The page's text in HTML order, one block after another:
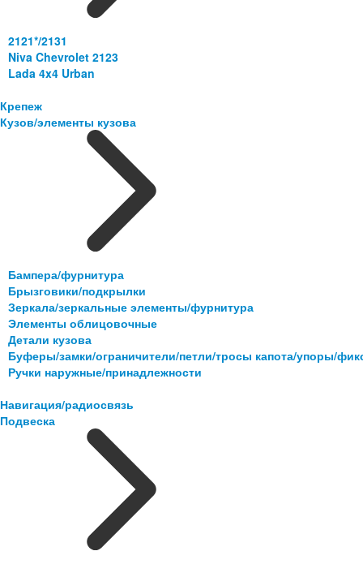
2121*/2131
Niva Chevrolet 2123
Lada 4x4 Urban
Крепеж
Кузов/элементы кузова
Бампера/фурнитура
Брызговики/подкрылки
Зеркала/зеркальные элементы/фурнитура
Элементы облицовочные
Детали кузова
Буферы/замки/ограничители/петли/тросы капота/упоры/
Ручки наружные/принадлежности
Навигация/радиосвязь
Подвеска